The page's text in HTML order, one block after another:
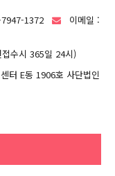
1372
이메일 :
수시 365일 24시)
터 E동 1906호 사단법인